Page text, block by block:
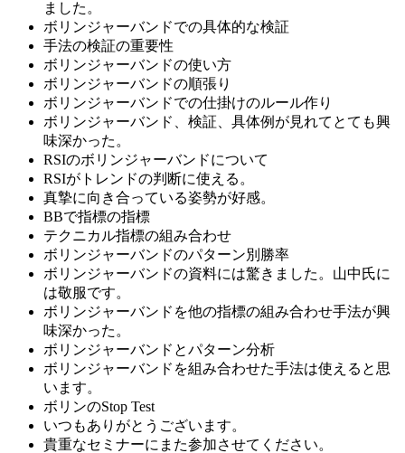
ました。
ボリンジャーバンドでの具体的な検証
手法の検証の重要性
ボリンジャーバンドの使い方
ボリンジャーバンドの順張り
ボリンジャーバンドでの仕掛けのルール作り
ボリンジャーバンド、検証、具体例が見れてとても興
味深かった。
RSIのボリンジャーバンドについて
RSIがトレンドの判断に使える。
真摯に向き合っている姿勢が好感。
BBで指標の指標
テクニカル指標の組み合わせ
ボリンジャーバンドのパターン別勝率
ボリンジャーバンドの資料には驚きました。山中氏に
は敬服です。
ボリンジャーバンドを他の指標の組み合わせ手法が興
味深かった。
ボリンジャーバンドとパターン分析
ボリンジャーバンドを組み合わせた手法は使えると思
います。
ボリンのStop Test
いつもありがとうございます。
貴重なセミナーにまた参加させてください。